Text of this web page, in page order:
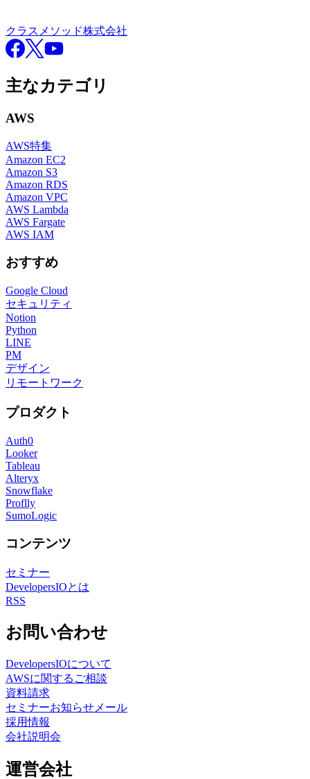
クラスメソッド株式会社
Facebook
X YouTube
主なカテゴリ
AWS
AWS特集
Amazon EC2
Amazon S3
Amazon RDS
Amazon VPC
AWS Lambda
AWS Fargate
AWS IAM
おすすめ
Google Cloud
セキュリティ
Notion
Python
LINE
PM
デザイン
リモートワーク
プロダクト
Auth0
Looker
Tableau
Alteryx
Snowflake
Proflly
SumoLogic
コンテンツ
セミナー
DevelopersIOとは
RSS
お問い合わせ
DevelopersIOについて
AWSに関するご相談
資料請求
セミナーお知らせメール
採用情報
会社説明会
運営会社